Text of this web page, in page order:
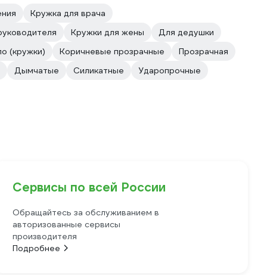
Кружка для врача
Кружки для жены
Для дедушки
(кружки)
Коричневые прозрачные
Прозрачная
Дымчатые
Силикатные Ударопрочные
Сервисы по всей России
Обращайтесь за обслуживанием в
авторизованные сервисы
производителя
Подробнее